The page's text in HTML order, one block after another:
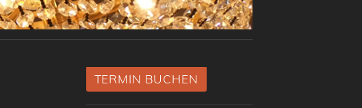
TERMIN BUCHEN